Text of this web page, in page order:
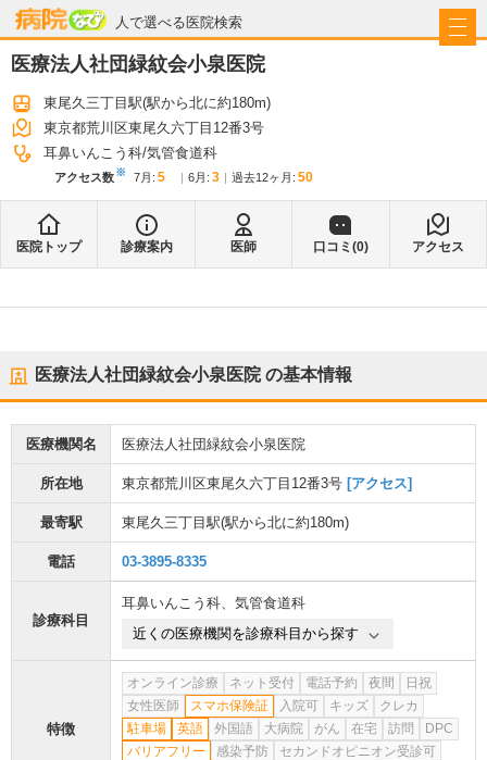
人で選べる医院検索
病院なび
医療法人社団緑紋会小泉医院
東尾久三丁目駅(駅から北に約180m)
東京都荒川区東尾久六丁目12番3号
耳鼻いんこう科 気管食道科
アクセス数※ 7月 : 5 6月 : 3 過去12ヶ月: 50
医院トップ 診療案内 医師 口コミ(0) アクセス
医療法人社団緑紋会小泉医院の基本情報
医療機関名 医療法人社団緑紋会小泉医院
所在地 東京都荒川区東尾久六丁目12番3号 [アクセス]
最寄駅 東尾久三丁目駅(駅から北に約180m)
電話 03-3895-8335
診療科目
耳鼻いんこう科、 気管食道科
近くの医療機関を診療科目から探す
特徴
オンライン診療 ネット受付 電話予約 夜間
日祝
女性医師
スマホ保険証 入院可 キッズ
クレカ
駐車場
英語 外国語 大病院 がん 在宅 訪問
DPC
バリアフリー
感染予防
セカンドオピニオン受診可